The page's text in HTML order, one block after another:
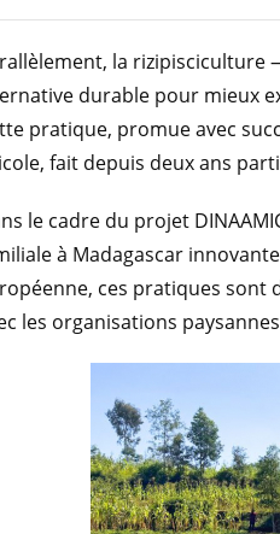
la rizipisciculture
durable pour mieux
pratique, promue avec
fait depuis deux ans
le cadre du projet
à Madagascar
ces pratiques sont
les organisations paysannes